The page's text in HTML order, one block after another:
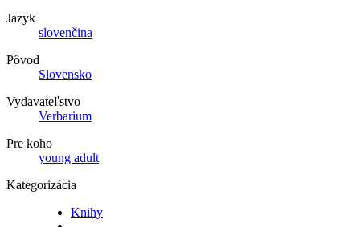
Jazyk
slovenčina
Pôvod
Slovensko
Vydavateľstvo
Verbarium
Pre koho
young adult
Kategorizácia
Knihy